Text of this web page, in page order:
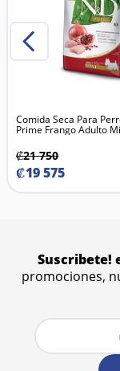
Comida Seca Para
Prime Frango Adulto
₡21 750
₡19575
Suscribete!
promociones,